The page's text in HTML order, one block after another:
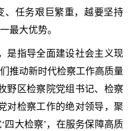
、任务艰巨繁重，越要坚持
最大优势。
指导全面建设社会主义现
推动新时代检察工作高质量
野区检察院党组书记、检察
对检察工作的绝对领导，聚
四大检察’，在服务保障高质